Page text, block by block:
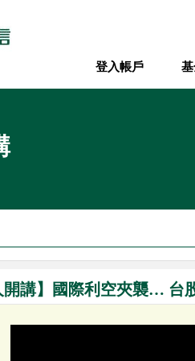
登入帳戶
開講】國際利空夾襲… 台